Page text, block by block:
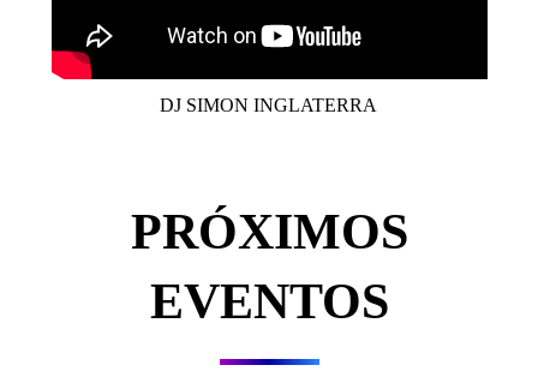
DJ SIMON INGLATERRA
PRÓXIMOS
EVENTOS